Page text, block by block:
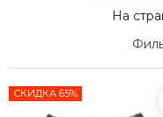
На
СКИДКА 65%